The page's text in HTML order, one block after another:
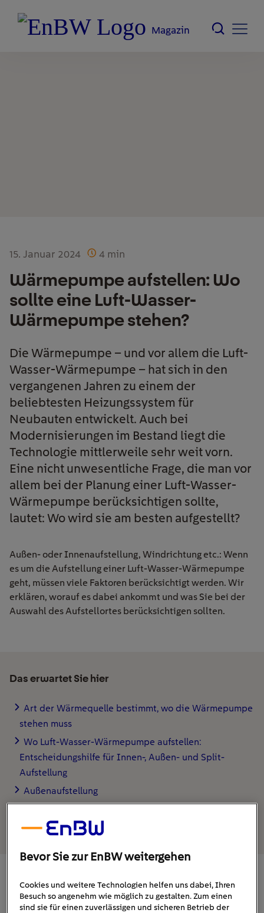
Magazin
15. Januar 2024 4 min
Wärmepumpe aufstellen: Wo
sollte eine Luft-Wasser-
Wärmepumpe stehen?
Die Wärmepumpe – und vor allem die Luft-
Wasser-Wärmepumpe – hat sich in den
vergangenen Jahren zu einem der
beliebtesten Heizungssystem für
Neubauten entwickelt. Auch bei
Modernisierungen im Bestand liegt die
Technologie mittlerweile sehr weit vorn.
Eine nicht unwesentliche Frage, die man vor
allem bei der Planung einer Luft-Wasser-
Wärmepumpe berücksichtigen sollte,
lautet: Wo wird sie am besten aufgestellt?
Außen- oder Innenaufstellung, Windrichtung etc.: Wenn
es um die Aufstellung einer Luft-Wasser-Wärmepumpe
geht, müssen viele Faktoren berücksichtigt werden. Wir
erklären, worauf es dabei ankommt und was Sie bei der
Auswahl des Aufstellortes berücksichtigen sollten.
Das erwartet Sie hier
Art der Wärmequelle bestimmt, wo die Wärmepumpe
stehen muss
Wo Luft-Wasser-Wärmepumpe aufstellen:
Entscheidungshilfe für Innen-, Außen- und Split-
Aufstellung
Außenaufstellung
Ausrichtung beachten
Art der Wärmequelle bestimmt, wo die
Wärmepumpe stehen muss
Bevor Sie zur EnBW weitergehen
Cookies und weitere Technologien helfen uns dabei, Ihren
Besuch so angenehm wie möglich zu gestalten. Zum einen
sind sie für einen zuverlässigen und sicheren Betrieb der